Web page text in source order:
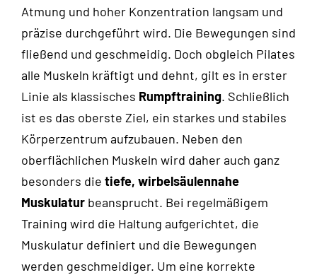
Atmung und hoher Konzentration langsam und
präzise durchgeführt wird. Die Bewegungen sind
fließend und geschmeidig. Doch obgleich Pilates
alle Muskeln kräftigt und dehnt, gilt es in erster
Linie als klassisches Rumpftraining. Schließlich
ist es das oberste Ziel, ein starkes und stabiles
Körperzentrum aufzubauen. Neben den
oberflächlichen Muskeln wird daher auch ganz
besonders die tiefe, wirbelsäulennahe
Muskulaturbeansprucht. Bei regelmäßigem
Training wird die Haltung aufgerichtet, die
Muskulatur definiert und die Bewegungen
werden geschmeidiger. Um eine korrekte